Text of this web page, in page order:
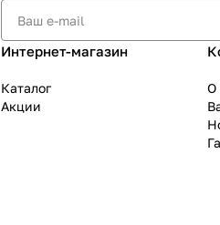
Интернет-магазин
Каталог
Акции
О